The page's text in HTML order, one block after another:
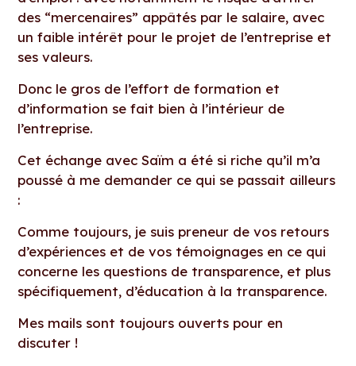
des “mercenaires” appâtés par le salaire, avec
un faible intérêt pour le projet de l’entreprise et
ses valeurs.
Donc le gros de l’effort de formation et
d’information se fait bien à l’intérieur de
l’entreprise.
Cet échange avec Saïm a été si riche qu’il m’a
poussé à me demander ce qui se passait ailleurs
:
Comme toujours, je suis preneur de vos retours
d’expériences et de vos témoignages en ce qui
concerne les questions de transparence, et plus
spécifiquement, d’éducation à la transparence.
Mes mails sont toujours ouverts pour en
discuter !